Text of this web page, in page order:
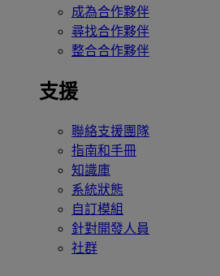
成為合作夥伴
尋找合作夥伴
整合合作夥伴
支援
聯絡支援團隊
指南和手冊
知識庫
系統狀態
自訂模組
針對開發人員
社群